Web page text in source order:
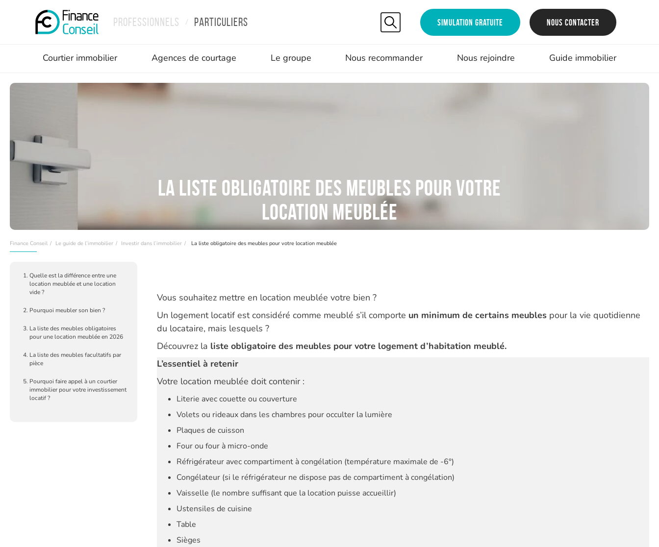
Professionnels / Particuliers Simulation gratuite Nous contacter
Courtier immobilier Agences de courtage Le groupe Nous recommander Nous rejoindre Guide immobilier
La liste obligatoire des meubles pour votre
location meublée
Finance Conseil Le guide de l’immobilier Investir dans l’immobilier La liste obligatoire des meubles pour votre location meublée
Quelle est la différence entre une
location meublée et une location
vide ?
Pourquoi meubler son bien ?
La liste des meubles obligatoires
pour une location meublée en 2026
La liste des meubles facultatifs par
pièce
Pourquoi faire appel à un courtier
immobilier pour votre investissement
locatif ?
Vous souhaitez mettre en location meublée votre bien ?
Un logement locatif est considéré comme meublé s’il comporte un minimum de certains meubles pour la vie quotidienne
du locataire, mais lesquels ?
Découvrez la liste obligatoire des meubles pour votre logement d’habitation meublé.
L’essentiel à retenir
Votre location meublée doit contenir :
Literie avec couette ou couverture
Volets ou rideaux dans les chambres pour occulter la lumière
Plaques de cuisson
Four ou four à micro-onde
Réfrigérateur avec compartiment à congélation (température maximale de -6°)
Congélateur (si le réfrigérateur ne dispose pas de compartiment à congélation)
Vaisselle (le nombre suffisant que la location puisse accueillir)
Ustensiles de cuisine
Table
Sièges